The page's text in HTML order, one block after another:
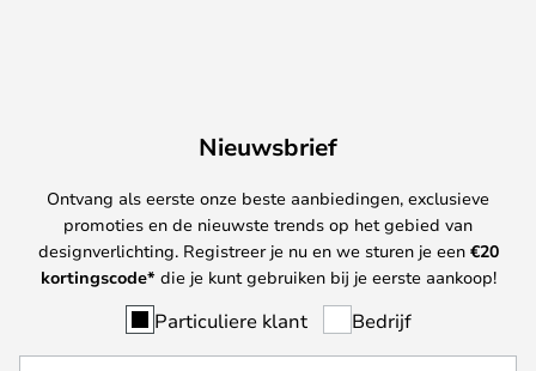
Nieuwsbrief
Ontvang als eerste onze beste aanbiedingen, exclusieve
promoties en de nieuwste trends op het gebied van
designverlichting. Registreer je nu en we sturen je een €20
kortingscode* die je kunt gebruiken bij je eerste aankoop!
Particuliere klant Bedrijf